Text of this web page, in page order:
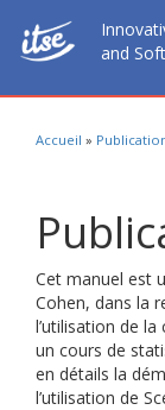
and
Accueil »
Cet manuel est
Cohen, dans la
l’utilisation de
un cours de
en détails la
l’utilisation de